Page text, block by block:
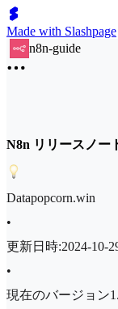
Made with Slashpage
n8n-guide
N8n リリースノー
Datapopcorn.win
•
更新日時:2024-10-
•
現在のバージョン